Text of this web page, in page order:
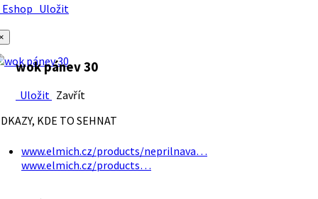
Uložit
wok pánev 30
Uložit Zavřít
KDE TO SEHNAT
www.elmich.cz/products/neprilnava…
www.elmich.cz/products…